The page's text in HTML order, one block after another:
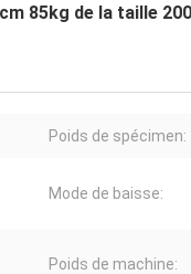
85kg de la taille
Poids de spécimen:
Mode de baisse:
Poids de machine: